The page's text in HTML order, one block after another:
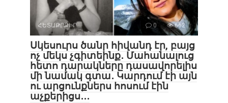
ՀԵՏԱՔՐՔԻՐ 0 662
Սկեսուրս ծանր հիվանդ էր, բայց
ոչ մեկս չգիտեինք․ Մահանալուց
հետո դարակները դասավորելիս
մի նամակ գտա․ Կարդում էի այն
ու արցունքներս հոսում էին
աչքերիցս․․․